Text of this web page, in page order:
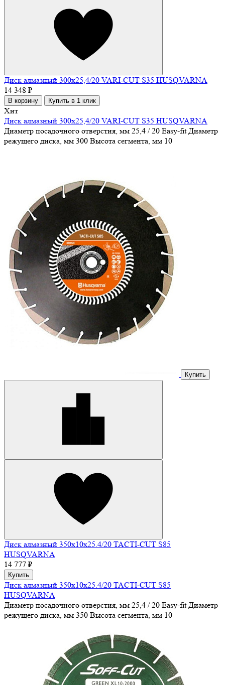
Диск алмазный 300х25,4/20 VARI-CUT S35 HUSQVARNA
14 348 ₽
В корзину Купить в 1 клик
Хит
Диск алмазный 300х25,4/20 VARI-CUT S35 HUSQVARNA
Диаметр посадочного отверстия, мм 25,4 / 20 Easy-fitДиаметр
режущего диска, мм 300 Высота сегмента, мм 10
Купить
Диск алмазный 350х10х25.4/20 TACTI-CUT S85
HUSQVARNA
14 777 ₽
Купить
Диск алмазный 350х10х25.4/20 TACTI-CUT S85
HUSQVARNA
Диаметр посадочного отверстия, мм 25,4 / 20 Easy-fitДиаметр
режущего диска, мм 350 Высота сегмента, мм 10